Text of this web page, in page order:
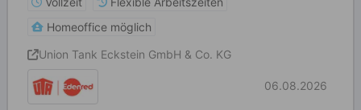
Homeoffice möglich
Union Tank Eckstein GmbH & Co. KG
06.08.2026